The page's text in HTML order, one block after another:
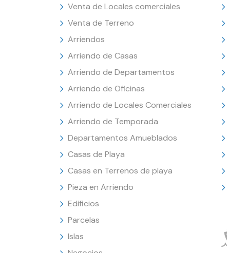
Venta de Locales comerciales
Venta de Terreno
Arriendos
Arriendo de Casas
Arriendo de Departamentos
Arriendo de Oficinas
Arriendo de Locales Comerciales
Arriendo de Temporada
Departamentos Amueblados
Casas de Playa
Casas en Terrenos de playa
Pieza en Arriendo
Edificios
Parcelas
Islas